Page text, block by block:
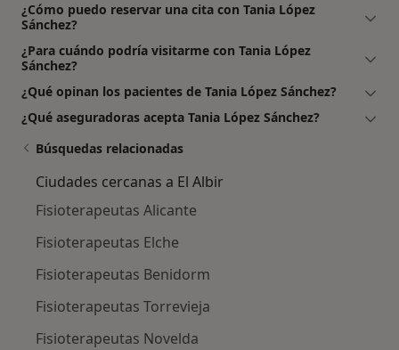
¿Cómo puedo reservar una cita con Tania López
Sánchez?
¿Para cuándo podría visitarme con Tania López
Sánchez?
¿Qué opinan los pacientes de Tania López Sánchez?
¿Qué aseguradoras acepta Tania López Sánchez?
Búsquedas relacionadas
Ciudades cercanas a El Albir
Fisioterapeutas Alicante
Fisioterapeutas Elche
Fisioterapeutas Benidorm
Fisioterapeutas Torrevieja
Fisioterapeutas Novelda